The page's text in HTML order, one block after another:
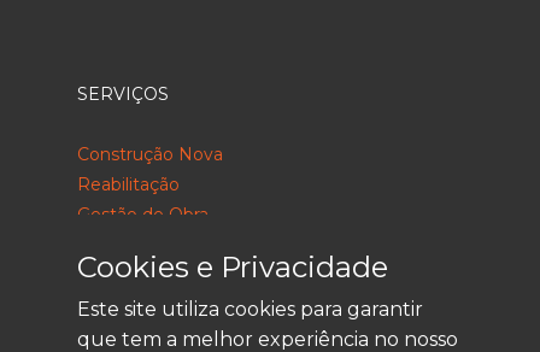
SERVIÇOS
Construção Nova
Reabilitação
Gestão de Obra
Cookies e Privacidade
Este site utiliza cookies para garantir
que tem a melhor experiência no nosso